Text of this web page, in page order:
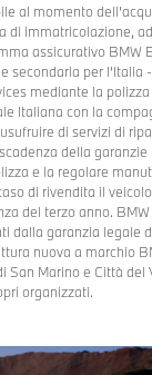
al momento
di immatricolazione,
assicurativo BMW
secondaria per
mediante la
Italiana con la
di servizi di
della
e la regolare
di rivendita il
del terzo anno.
dalla garanzia legale
nuova a marchio
San Marino e Città del
organizzati.